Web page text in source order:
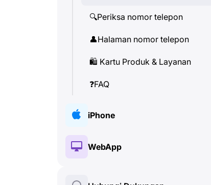
🔍Periksa nomor telepon
👤Halaman nomor telepon
🛍 ️ Kartu Produk & Layanan
❓FAQ
iPhone
🔑 Instalasi & Otorisasi
WebApp